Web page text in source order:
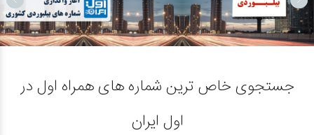
جستجوی خاص ترین شماره های همراه اول در
اول ایران